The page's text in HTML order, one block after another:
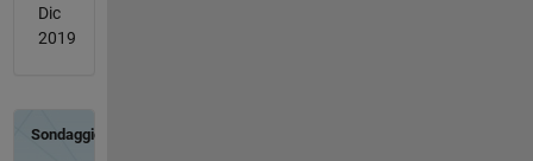
Dic
2019